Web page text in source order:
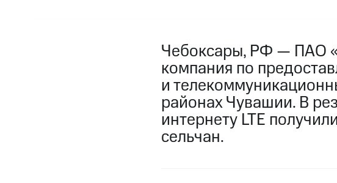
Чебоксары, РФ — ПАО
компания по
и
районах Чувашии. В
интернету LTE
сельчан.